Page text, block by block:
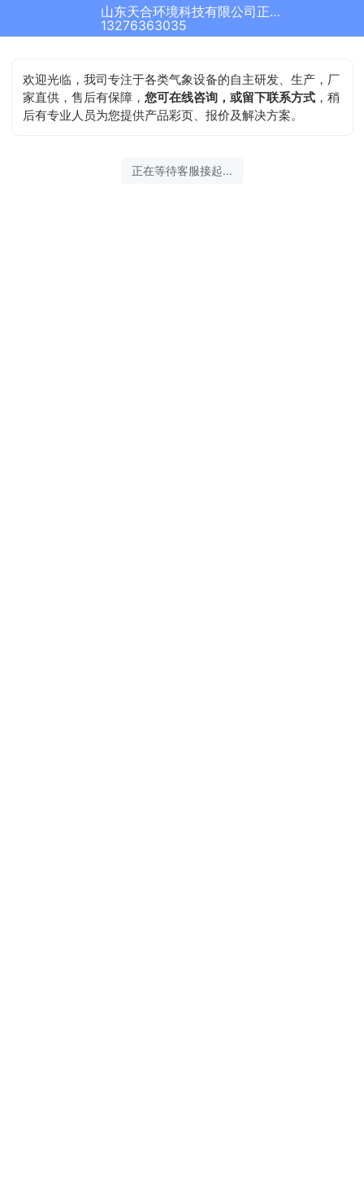
山东天合环境科技有限公司正在为您服务
13276363035
欢迎光临，我司专注于各类气象设备的自主研发、生产，厂
家直供，售后有保障，您可在线咨询，或留下联系方式 ，稍
后有专业人员为您提供产品彩页、报价及解决方案。
正在等待客服接起...